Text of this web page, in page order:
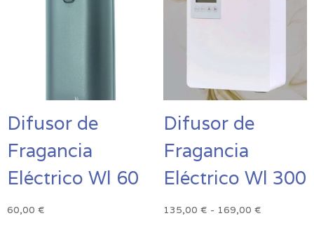
Difusor de
Fragancia
Eléctrico Wl 60
60,00 €
Difusor de
Fragancia
Eléctrico Wl 300
135,00 € - 169,00 €Rango